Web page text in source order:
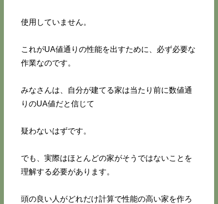
使用していません。
これがUA値通りの性能を出すために、必ず必要な
作業なのです。
みなさんは、自分が建てる家は当たり前に数値通
りのUA値だと信じて
疑わないはずです。
でも、実際はほとんどの家がそうではないことを
理解する必要があります。
頭の良い人がどれだけ計算で性能の高い家を作ろ